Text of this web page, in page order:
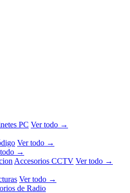
PC Ver todo →
Ver todo →
→
Accesorios CCTV Ver todo →
Ver todo →
de Radio